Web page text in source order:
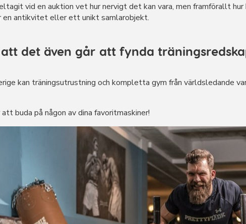
vid en auktion vet hur nervigt det kan vara, men framförallt
en antikvitet eller ett unikt samlarobjekt.
att det även går att fynda
kan träningsutrustning och kompletta gym från världsledande
buda på någon av dina favoritmaskiner!